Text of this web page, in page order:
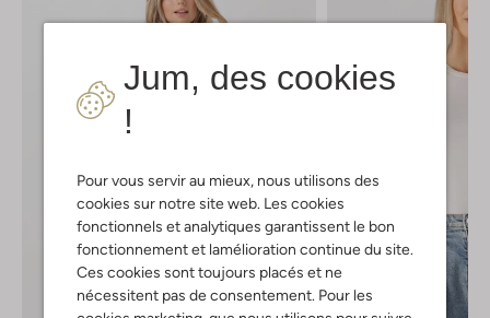
Jum, des cookies
!
Pour vous servir au mieux, nous utilisons des
cookies sur notre site web. Les cookies
fonctionnels et analytiques garantissent le bon
fonctionnement et lamélioration continue du site.
Ces cookies sont toujours placés et ne
nécessitent pas de consentement. Pour les